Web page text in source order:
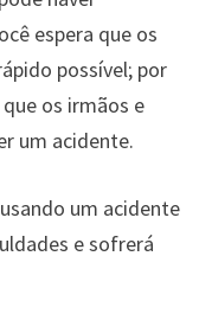
espera que os
possível; por
os irmãos e
um acidente.
um acidente
e sofrerá